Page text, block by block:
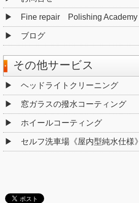
Fine repair Polishing Academy
ブログ
その他サービス
ヘッドライトクリーニング
窓ガラスの撥水コーティング
ホイールコーティング
セルフ洗車場《屋内型純水仕様》